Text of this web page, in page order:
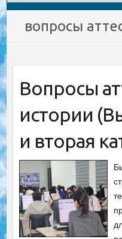
вопросы
Вопросы
истории
и вторая